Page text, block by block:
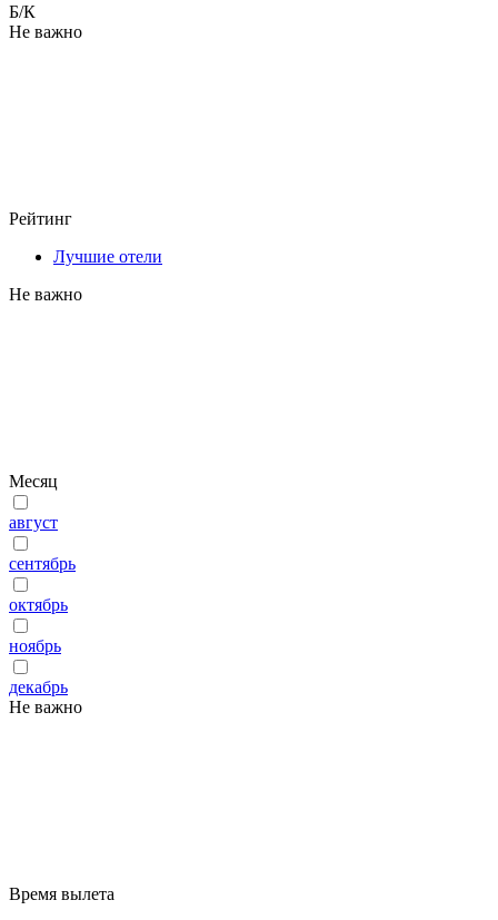
Б/К
Не важно
Рейтинг
Лучшие отели
Не важно
Месяц
август
сентябрь
октябрь
ноябрь
декабрь
Не важно
Время вылета